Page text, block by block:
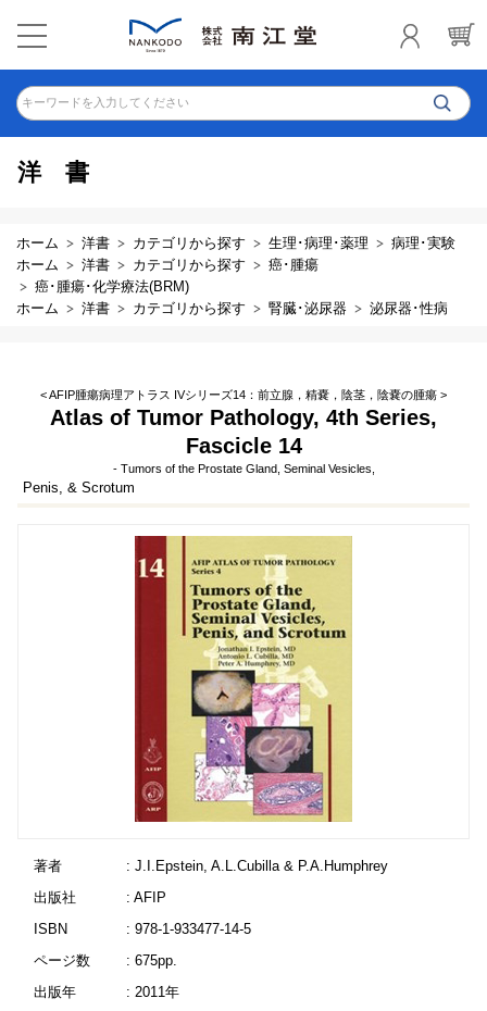
キーワードを入力してください
洋書
ホーム 洋書 カテゴリから探す 生理･病理･薬理
病理･実験
ホーム
洋書 カテゴリから探す
癌･腫瘍
癌･腫瘍･化学療法(BRM)
ホーム
洋書 カテゴリから探す 腎臓･泌尿器 泌尿器･性病
< AFIP腫瘍病理アトラス IVシリーズ14：前立腺，精嚢，陰茎，陰嚢の腫瘍 >
Atlas of Tumor Pathology, 4th Series,
Fascicle 14
- Tumors of the Prostate Gland, Seminal Vesicles,
Penis, & Scrotum
著者
: J.I.Epstein, A.L.Cubilla & P.A.Humphrey
出版社
: AFIP
ISBN
: 978-1-933477-14-5
ページ数
: 675pp.
出版年
: 2011年